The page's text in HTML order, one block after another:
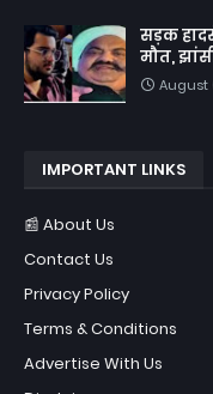
सड़क
मौत,
August
IMPORTANT LINKS
📰 About Us
Contact Us
Privacy Policy
Terms & Conditions
Advertise With Us